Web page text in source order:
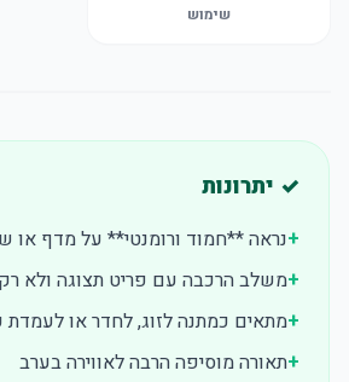
שימוש
✓ יתרונות
+נראה **חמוד ורומנטי** על מדף או
+משלב הרכבה עם פריט תצוגה ולא
+מתאים כמתנה לזוג, לחדר או לעמדת
+תאורה מוסיפה הרבה לאווירה בערב